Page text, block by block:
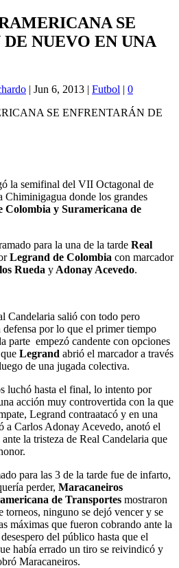
SE
NUEVO EN UNA
| Jun 6, 2013 | Futbol | 0
la semifinal del VII Octagonal de
donde los grandes
Colombia y Suramericana de
para la una de la tarde Real
Legrand de Colombia con marcador
Rueda y Adonay Acevedo.
Candelaria salió con todo pero
por lo que el primer tiempo
parte empezó candente con opciones
Legrand abrió el marcador a través
de una jugada colectiva.
luchó hasta el final, lo intento por
acción muy controvertida con la que
Legrand contraatacó y en una
a Carlos Adonay Acevedo, anotó el
la tristeza de Real Candelaria que
para las 3 de la tarde fue de infarto,
perder, Maracaneiros
de Transportes mostraron
torneos, ninguno se dejó vencer y se
máximas que fueron cobrando ante la
del público hasta que el
había errado un tiro se reivindicó y
Maracaneiros.